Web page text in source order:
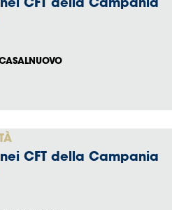
CFT della Campania
CFT della Campania